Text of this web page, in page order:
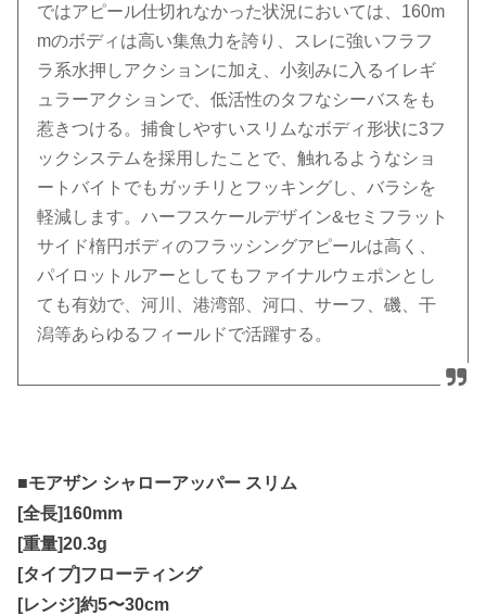
ではアピール仕切れなかった状況においては、160m
mのボディは高い集魚力を誇り、スレに強いフラフ
ラ系水押しアクションに加え、小刻みに入るイレギ
ュラーアクションで、低活性のタフなシーバスをも
惹きつける。捕食しやすいスリムなボディ形状に3フ
ックシステムを採用したことで、触れるようなショ
ートバイトでもガッチリとフッキングし、バラシを
軽減します。ハーフスケールデザイン&セミフラット
サイド楕円ボディのフラッシングアピールは高く、
パイロットルアーとしてもファイナルウェポンとし
ても有効で、河川、港湾部、河口、サーフ、磯、干
潟等あらゆるフィールドで活躍する。
■モアザン シャローアッパー スリム
[全長]160mm
[重量]20.3g
[タイプ]フローティング
[レンジ]約5〜30cm